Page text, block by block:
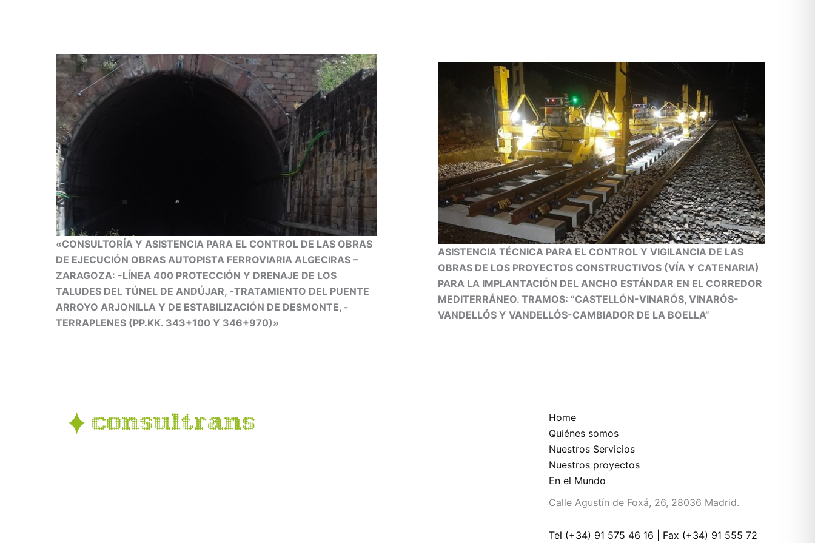
«CONSULTORÍA Y ASISTENCIA PARA EL CONTROL DE LAS OBRAS
DE EJECUCIÓN OBRAS AUTOPISTA FERROVIARIA ALGECIRAS –
ZARAGOZA: -LÍNEA 400 PROTECCIÓN Y DRENAJE DE LOS
TALUDES DEL TÚNEL DE ANDÚJAR, -TRATAMIENTO DEL PUENTE
ARROYO ARJONILLA Y DE ESTABILIZACIÓN DE DESMONTE, -
TERRAPLENES (PP.KK. 343+100 Y 346+970)»
ASISTENCIA TÉCNICA PARA EL CONTROL Y VIGILANCIA DE LAS
OBRAS DE LOS PROYECTOS CONSTRUCTIVOS (VÍA Y CATENARIA)
PARA LA IMPLANTACIÓN DEL ANCHO ESTÁNDAR EN EL CORREDOR
MEDITERRÁNEO. TRAMOS: “CASTELLÓN-VINARÓS, VINARÓS-
VANDELLÓS Y VANDELLÓS-CAMBIADOR DE LA BOELLA”
Home
Quiénes somos
Nuestros Servicios
Nuestros proyectos
En el Mundo
Calle Agustín de Foxá, 26, 28036 Madrid.
Tel (+34) 91 575 46 16 Fax (+34) 91 555 72